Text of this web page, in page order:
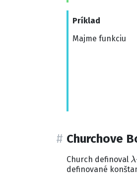
Príklad
Majme funkciu
//Ľavá
Churchove
Church definoval
λ
definované